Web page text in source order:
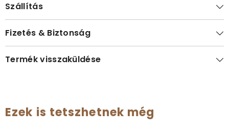
Szállítás
Fizetés & Biztonság
Termék visszaküldése
Ezek is tetszhetnek még